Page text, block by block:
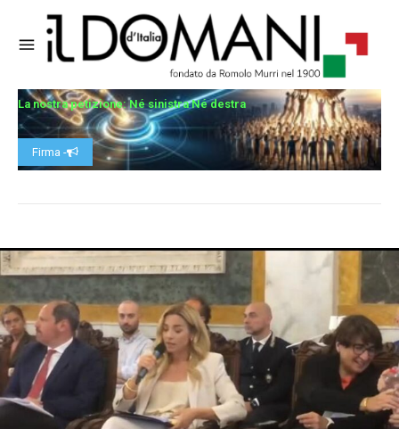
La nostra petizione: Né sinistra Né destra
Firma -